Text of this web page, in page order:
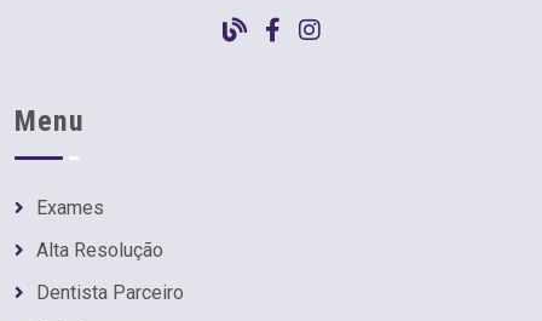
Menu
Exames
Alta Resolução
Dentista Parceiro